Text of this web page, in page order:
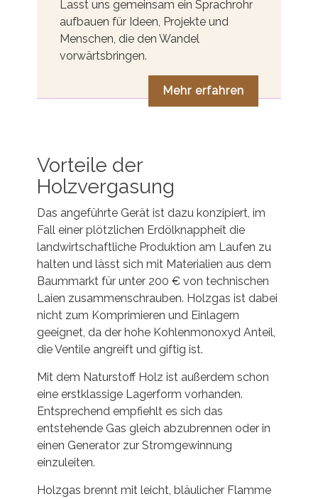
Lasst uns gemeinsam ein Sprachrohr
aufbauen für Ideen, Projekte und
Menschen, die den Wandel
vorwärtsbringen.
Mehr erfahren
Vorteile der
Holzvergasung
Das angeführte Gerät ist dazu konzipiert, im
Fall einer plötzlichen Erdölknappheit die
landwirtschaftliche Produktion am Laufen zu
halten und lässt sich mit Materialien aus dem
Baummarkt für unter 200 € von technischen
Laien zusammenschrauben. Holzgas ist dabei
nicht zum Komprimieren und Einlagern
geeignet, da der hohe Kohlenmonoxyd Anteil,
die Ventile angreift und giftig ist.
Mit dem Naturstoff Holz ist außerdem schon
eine erstklassige Lagerform vorhanden.
Entsprechend empfiehlt es sich das
entstehende Gas gleich abzubrennen oder in
einen Generator zur Stromgewinnung
einzuleiten.
Holzgas brennt mit leicht, bläulicher Flamme